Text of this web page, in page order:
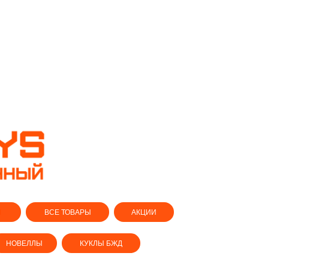
КУКЛЫ БЖД
НОВЕЛЛЫ
ВСЕ ТОВАРЫ АКЦИИ